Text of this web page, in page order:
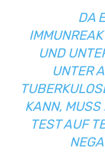
DA
UND
UNTER
KANN,
TEST AUF